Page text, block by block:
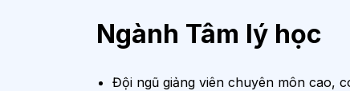
Ngành Tâm lý học
Đội ngũ giảng viên chuyên môn cao,